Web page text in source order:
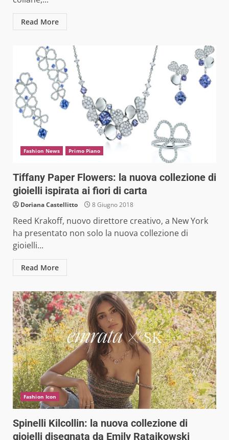
Read More
Fashion News Primo Piano
Tiffany Paper Flowers: la nuova collezione di
gioielli ispirata ai fiori di carta
Doriana Castellitto 8 Giugno 2018
Reed Krakoff, nuovo direttore creativo, a New York
ha presentato non solo la nuova collezione di
gioielli...
Read More
Fashion Icon
Spinelli Kilcollin: la nuova collezione di
gioielli disegnata da Emily Ratajkowski